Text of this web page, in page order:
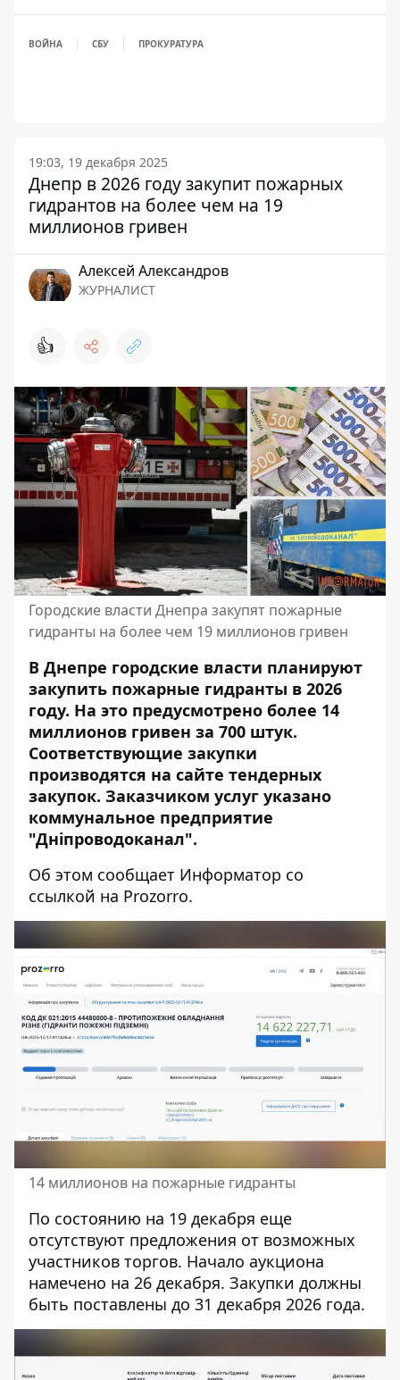
ВОЙНА СБУ ПРОКУРАТУРА
19:03, 19 декабря 2025
Днепр в 2026 году закупит пожарных
гидрантов на более чем на 19
миллионов гривен
Алексей Александров
ЖУРНАЛИСТ
👍
Городские власти Днепра закупят пожарные
гидранты на более чем 19 миллионов гривен
В Днепре городские власти планируют
закупить пожарные гидранты в 2026
году. На это предусмотрено более 14
миллионов гривен за 700 штук.
Соответствующие закупки
производятся на сайте тендерных
закупок. Заказчиком услуг указано
коммунальное предприятие
"Дніпроводоканал".
Об этом сообщает Информатор со
ссылкой на Prozorro.
14 миллионов на пожарные гидранты
По состоянию на 19 декабря еще
отсутствуют предложения от возможных
участников торгов. Начало аукциона
намечено на 26 декабря. Закупки должны
быть поставлены до 31 декабря 2026 года.